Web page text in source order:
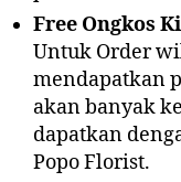
Free Ongkos
Untuk Order
mendapatkan
akan banyak
dapatkan
Popo Florist.